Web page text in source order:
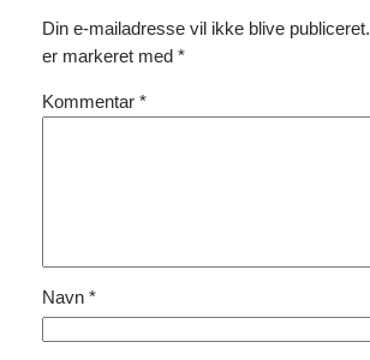
Din e-mailadresse vil ikke blive publiceret.
er markeret med *
Kommentar *
Navn *